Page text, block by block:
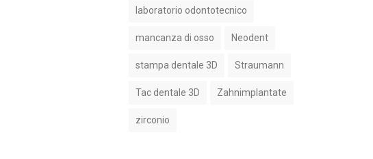
laboratorio odontotecnico
mancanza di osso Neodent
stampa dentale 3D Straumann
Tac dentale 3D Zahnimplantate
zirconio